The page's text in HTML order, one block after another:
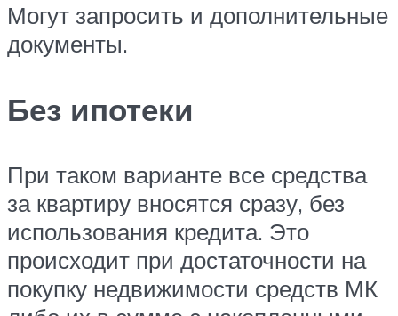
Могут запросить и дополнительные
документы.
Без ипотеки
При таком варианте все средства
за квартиру вносятся сразу, без
использования кредита. Это
происходит при достаточности на
покупку недвижимости средств МК